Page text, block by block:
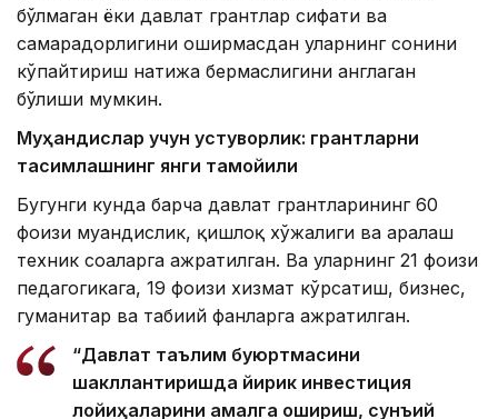
бўлмаган ёки давлат грантлар сифати ва
самарадорлигини оширмасдан уларнинг сонини
кўпайтириш натижа бермаслигини англаган
бўлиши мумкин.
Муҳандислар учун устуворлик: грантларни
тақсимлашнинг янги тамойили
Бугунги кунда барча давлат грантларининг 60
фоизи муҳандислик, қишлоқ хўжалиги ва аралаш
техник соҳаларга ажратилган. Ва уларнинг 21 фоизи
педагогикага, 19 фоизи хизмат кўрсатиш, бизнес,
гуманитар ва табиий фанларга ажратилган.
“Давлат таълим буюртмасини
шакллантиришда йирик инвестиция
лойиҳаларини амалга ошириш, сунъий